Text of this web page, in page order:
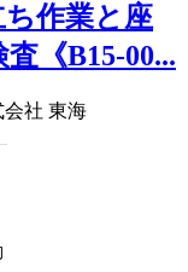
作業と座
《B15-00...
社 東海